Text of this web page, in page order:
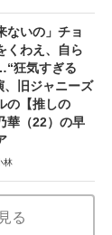
ないの」チョ
くわえ、自ら
狂気すぎる
、旧ジャニーズ
の【推しの
華（22）の早
林
る